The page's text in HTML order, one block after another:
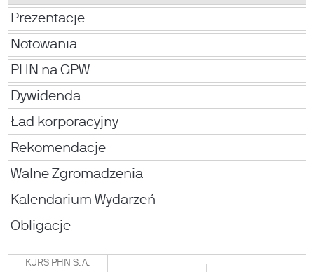
Prezentacje
Notowania
PHN na GPW
Dywidenda
Ład korporacyjny
Rekomendacje
Walne Zgromadzenia
Kalendarium Wydarzeń
Obligacje
KURS PHN S.A.